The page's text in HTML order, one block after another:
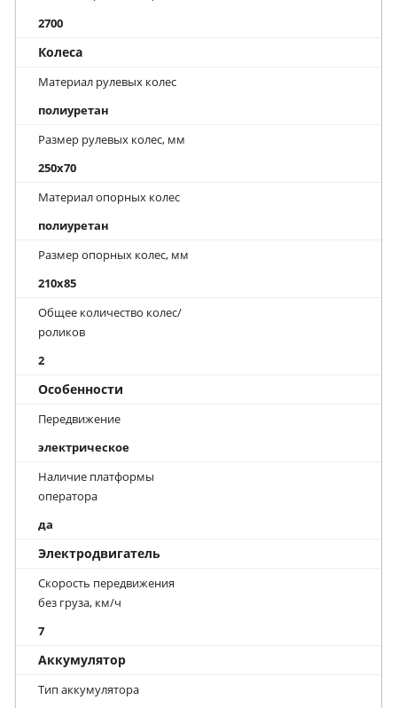
2700
Колеса
Материал рулевых колес
полиуретан
Размер рулевых колес, мм
250x70
Материал опорных колес
полиуретан
Размер опорных колес, мм
210x85
Общее количество колес/
роликов
2
Особенности
Передвижение
электрическое
Наличие платформы
оператора
да
Электродвигатель
Скорость передвижения
без груза, км/ч
7
Аккумулятор
Тип аккумулятора